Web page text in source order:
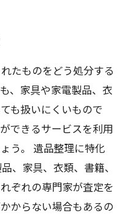
たものをどう処分する
、家具や家電製品、衣
も扱いにくいもので
できるサービスを利用
う。 遺品整理に特化
、家具、衣類、書籍、
ぞれの専門家が査定を
からない場合もあるの